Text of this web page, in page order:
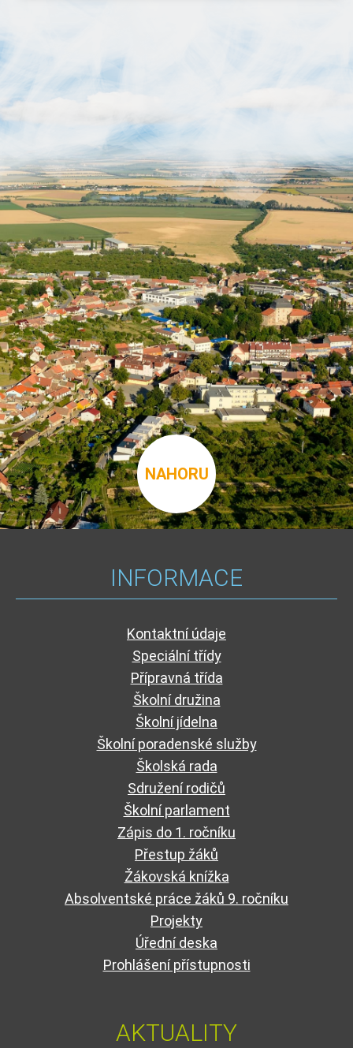
NAHORU
INFORMACE
Kontaktní údaje
Speciální třídy
Přípravná třída
Školní družina
Školní jídelna
Školní poradenské služby
Školská rada
Sdružení rodičů
Školní parlament
Zápis do 1. ročníku
Přestup žáků
Žákovská knížka
Absolventské práce žáků 9. ročníku
Projekty
Úřední deska
Prohlášení přístupnosti
AKTUALITY